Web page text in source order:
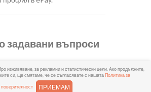
задавани въпроси
ОТНЕМА ДОСТАВКАТА?
изживяване, за рекламни и статистически цели. Ако продължите,
си, ще смятаме, че се съгласявате с нашатаПолитика за
поверителност ПРИЕМАМ